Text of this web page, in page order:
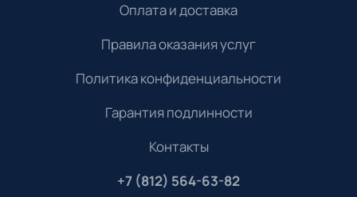
Оплата и доставка
Правила оказания услуг
Политика конфиденциальности
Гарантия подлинности
Контакты
+7 (812) 564-63-82